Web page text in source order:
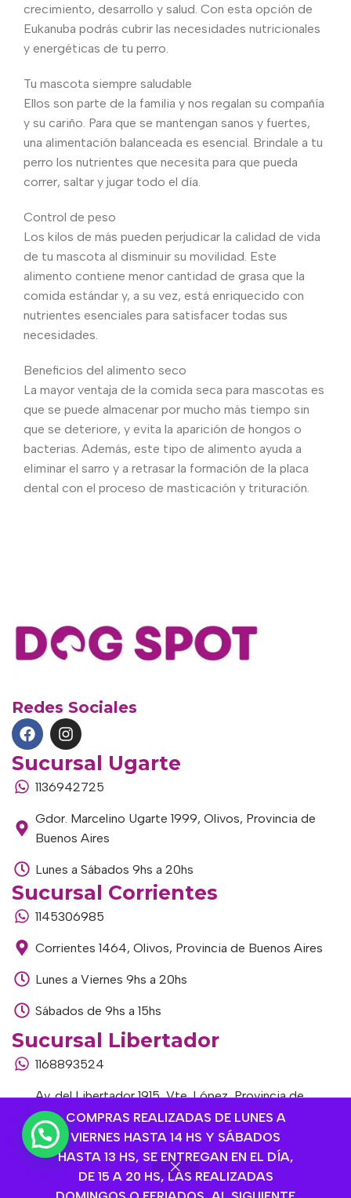
COMPRAS REALIZADAS DE LUNES A
VIERNES HASTA 14 HS Y SÁBADOS
HASTA 13 HS, SE ENTREGAN EN EL DÍA,
DE 15 A 20 HS, LAS REALIZADAS
crecimiento, desarrollo y salud. Con esta opción de
Eukanuba podrás cubrir las necesidades nutricionales
y energéticas de tu perro.
Tu mascota siempre saludable
Ellos son parte de la familia y nos regalan su compañía
y su cariño. Para que se mantengan sanos y fuertes,
una alimentación balanceada es esencial. Brindale a tu
perro los nutrientes que necesita para que pueda
correr, saltar y jugar todo el día.
Control de peso
Los kilos de más pueden perjudicar la calidad de vida
de tu mascota al disminuir su movilidad. Este
alimento contiene menor cantidad de grasa que la
comida estándar y, a su vez, está enriquecido con
nutrientes esenciales para satisfacer todas sus
necesidades.
Beneficios del alimento seco
La mayor ventaja de la comida seca para mascotas es
que se puede almacenar por mucho más tiempo sin
que se deteriore, y evita la aparición de hongos o
bacterias. Además, este tipo de alimento ayuda a
eliminar el sarro y a retrasar la formación de la placa
dental con el proceso de masticación y trituración.
Redes Sociales
Sucursal Ugarte
1136942725
Gdor. Marcelino Ugarte 1999, Olivos, Provincia de
Buenos Aires
Lunes a Sábados 9hs a 20hs
Sucursal Corrientes
1145306985
Corrientes 1464, Olivos, Provincia de Buenos Aires
Lunes a Viernes 9hs a 20hs
Sábados de 9hs a 15hs
Sucursal Libertador
1168893524
Av. del Libertador 1915, Vte. López, Provincia de
Buenos Aires
Lunes a Viernes de 9hs a 13hs / 16hs a 20hs
Sábados de 9hs a 15hs